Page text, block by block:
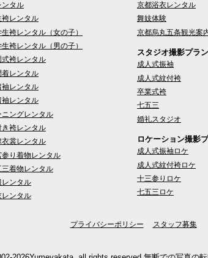
ンタル
袴レンタル
袴レンタル（女の子）
袴レンタル（男の子）
式袴レンタル
着レンタル
袖レンタル
袖レンタル
ニングレンタル
き袴レンタル
衣裳レンタル
参り着物レンタル
三着物レンタル
レンタル
レンタル
京都浴衣レンタル
舞妓体験
京都烏丸五条観光案
スタジオ撮影プラン
成人式振袖
成人式紋付袴
卒業式袴
七五三
婚礼スタジオ
ロケーション撮影
成人式振袖ロケ
成人式紋付袴ロケ
十三参りロケ
七五三ロケ
プライバシーポリシー スタッフ募集